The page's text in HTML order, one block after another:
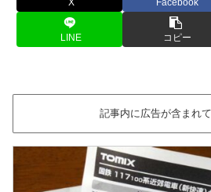
X Facebook
LINE コピー
記事内に広告が含まれて